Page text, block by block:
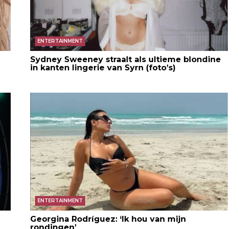
ENTERTAINMENT
Sydney Sweeney straalt als ultieme blondine
in kanten lingerie van Syrn (foto’s)
ENTERTAINMENT
Georgina Rodríguez: ‘Ik hou van mijn